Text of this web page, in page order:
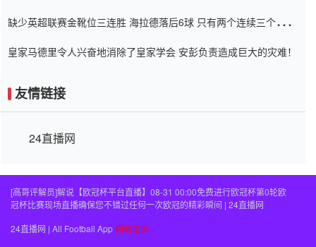
缺少英超联赛金靴位三连胜 海拉德落后6球 只有两个连续三个连续
皇家马德里令人兴奋地消除了皇家学会 安彭负责造成巨大的灾难！
友情链接
24直播网
[高哥评解员]解说【欧冠杯平台直播】08-31 00:00免费进行欧冠杯第0轮欧
冠杯比赛现场直播确保您不错过任何一次欧冠的精彩瞬间 | 24直播网
24直播网 | All Football App 网站地图